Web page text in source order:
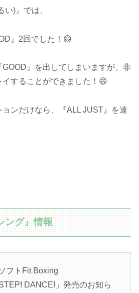
い)』では、
』2回でした！😄
』を出してしまいますが、非
することができました！😄
ョンだけなら、『ALL JUST』を達
ング』情報
フトFit Boxing
DANCE!」発売のお知ら